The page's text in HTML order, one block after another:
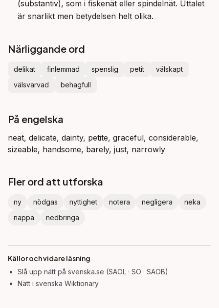
(substantiv), som i fiskenät eller spindelnät. Uttalet
är snarlikt men betydelsen helt olika.
Närliggande ord
delikat finlemmad spenslig petit
välskapt
välsvarvad
behagfull
På engelska
neat, delicate, dainty, petite, graceful, considerable,
sizeable, handsome, barely, just, narrowly
Fler ord att utforska
ny nödgas nyttighet notera negligera
neka
nappa
nedbringa
Källor och vidare läsning
Slå upp nätt på svenska.se (SAOL · SO · SAOB)
Nätt i svenska Wiktionary